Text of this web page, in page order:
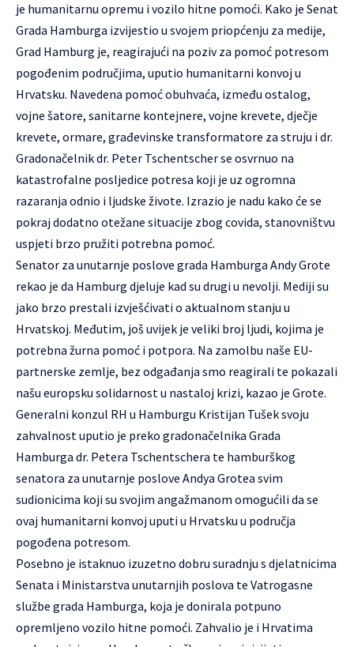
je humanitarnu opremu i vozilo hitne pomoći. Kako je Senat
Grada Hamburga izvijestio u svojem priopćenju za medije,
Grad Hamburg je, reagirajući na poziv za pomoć potresom
pogođenim područjima, uputio humanitarni konvoj u
Hrvatsku. Navedena pomoć obuhvaća, između ostalog,
vojne šatore, sanitarne kontejnere, vojne krevete, dječje
krevete, ormare, građevinske transformatore za struju i dr.
Gradonačelnik dr. Peter Tschentscher se osvrnuo na
katastrofalne posljedice potresa koji je uz ogromna
razaranja odnio i ljudske živote. Izrazio je nadu kako će se
pokraj dodatno otežane situacije zbog covida, stanovništvu
uspjeti brzo pružiti potrebna pomoć.
Senator za unutarnje poslove grada Hamburga Andy Grote
rekao je da Hamburg djeluje kad su drugi u nevolji. Mediji su
jako brzo prestali izvješćivati o aktualnom stanju u
Hrvatskoj. Međutim, još uvijek je veliki broj ljudi, kojima je
potrebna žurna pomoć i potpora. Na zamolbu naše EU-
partnerske zemlje, bez odgađanja smo reagirali te pokazali
našu europsku solidarnost u nastaloj krizi, kazao je Grote.
Generalni konzul RH u Hamburgu Kristijan Tušek svoju
zahvalnost uputio je preko gradonačelnika Grada
Hamburga dr. Petera Tschentschera te hamburškog
senatora za unutarnje poslove Andya Grotea svim
sudionicima koji su svojim angažmanom omogućili da se
ovaj humanitarni konvoj uputi u Hrvatsku u područja
pogođena potresom.
Posebno je istaknuo izuzetno dobru suradnju s djelatnicima
Senata i Ministarstva unutarnjih poslova te Vatrogasne
službe grada Hamburga, koja je donirala potpuno
opremljeno vozilo hitne pomoći. Zahvalio je i Hrvatima